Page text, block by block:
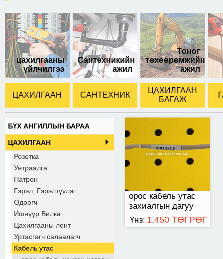
цахилгааны
үйлчилгээ
Сантехникийн
ажил
Тоног
төхөөрөмжийн
ажил
ЦАХИЛГААН САНТЕХНИК
ЦАХИЛГААН
БАГАЖ
БҮХ АНГИЛЛЫН БАРАА
ЦАХИЛГААН
Розетка
Унтраалга
Патрон
Гэрэл, Гэрэлтүүлэг
Өдөөгч
Ишнүүр Вилка
Цахилгааны лент
Уртасгагч салаалагч
Кабель утас
орос кабель утас
захиалгын дагуу
нийлүүлнэ.
орос кабель утас
захиалгын дагуу
нийлүүлнэ.
Үнэ: 1,450 ТӨГРӨГ